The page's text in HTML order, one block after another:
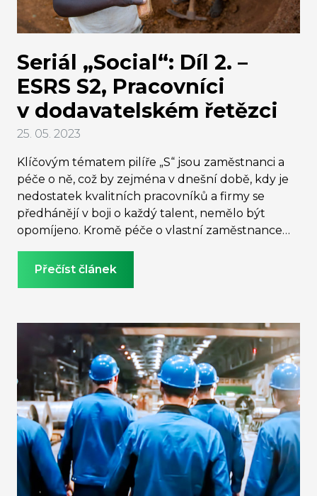
Seriál „Social“: Díl 2. –
ESRS S2, Pracovníci
v dodavatelském řetězci
25. 05. 2023
Klíčovým tématem pilíře „S“ jsou zaměstnanci a
péče o ně, což by zejména v dnešní době, kdy je
nedostatek kvalitních pracovníků a firmy se
předhánějí v boji o každý talent, nemělo být
opomíjeno. Kromě péče o vlastní zaměstnance
patrnosti i pracovníky v dodavatelských řetězcích.
pod tímto termínem skrývá.
Přečíst článek